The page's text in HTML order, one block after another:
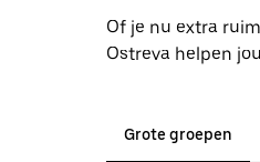
Of je nu extra
Ostreva helpen
Grote groepen